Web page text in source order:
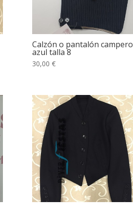
Calzón o pantalón campero
azul talla 8
30,00 €